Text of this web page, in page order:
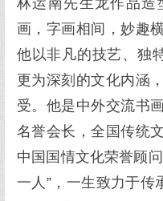
林运南先生龙作品造
画，字画相间，妙趣
他以非凡的技艺、独
更为深刻的文化内涵
受。他是中外交流书
名誉会长，全国传统
中国国情文化荣誉顾
一人”，一生致力于传